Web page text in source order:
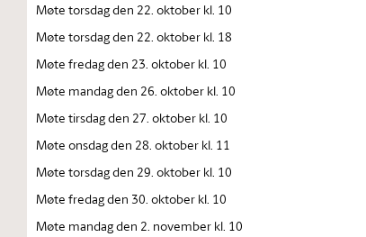
Møte torsdag den 22. oktober kl. 10
Møte torsdag den 22. oktober kl. 18
Møte fredag den 23. oktober kl. 10
Møte mandag den 26. oktober kl. 10
Møte tirsdag den 27. oktober kl. 10
Møte onsdag den 28. oktober kl. 11
Møte torsdag den 29. oktober kl. 10
Møte fredag den 30. oktober kl. 10
Møte mandag den 2. november kl. 10